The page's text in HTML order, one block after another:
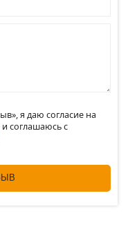
я даю согласие на
соглашаюсь c